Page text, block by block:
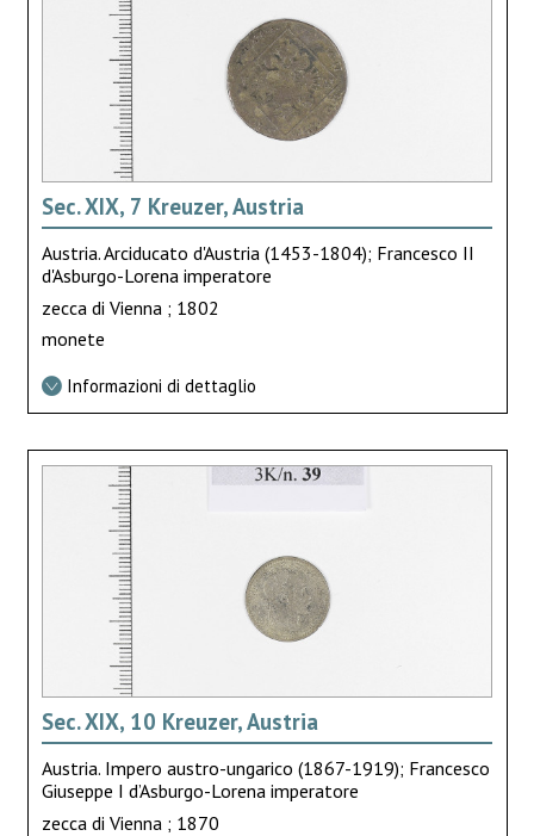
Sec. XIX, 7 Kreuzer, Austria
Austria. Arciducato d'Austria (1453-1804); Francesco II
d'Asburgo-Lorena imperatore
zecca di Vienna ; 1802
monete
Informazioni di dettaglio
Sec. XIX, 10 Kreuzer, Austria
Austria. Impero austro-ungarico (1867-1919); Francesco
Giuseppe I d’Asburgo-Lorena imperatore
zecca di Vienna ; 1870